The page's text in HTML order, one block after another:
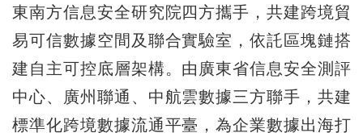
東南方信息安全研究院四方攜手，共建跨境貿
易可信數據空間及聯合實驗室，依託區塊鏈搭
建自主可控底層架構。由廣東省信息安全測評
中心、廣州聯通、中航雲數據三方聯手，共建
標準化跨境數據流通平臺，為企業數據出海打